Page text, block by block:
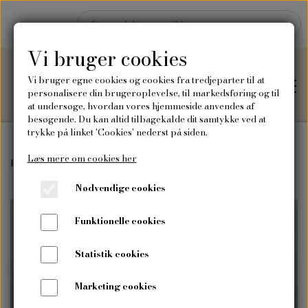
Hjem
Blog
Om mig
Forside Tilbehør Hampesnor, tynd, 100m
Vi bruger cookies
Vi bruger egne cookies og cookies fra tredjeparter til at
personalisere din brugeroplevelse, til markedsføring og til
at undersøge, hvordan vores hjemmeside anvendes af
besøgende. Du kan altid tilbagekalde dit samtykke ved at
trykke på linket 'Cookies' nederst på siden.
Læs mere om cookies her
Nødvendige cookies
Funktionelle cookies
Statistik cookies
Marketing cookies